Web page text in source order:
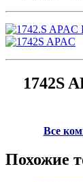
1742S
Все
Похожие